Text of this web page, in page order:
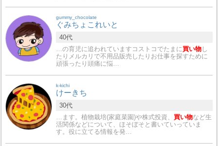
gummy_chocolate
ぐみちょこれいと
40代
…の育児に追われていますコストコでたまに買い物 し
たりメルカリで不用品販売したりお仕事を探すために
頑張ったり頭痛に悩…
k-kichi
けーきち
30代
…ます。植物栽培(家庭菜園)や株式投資、 買い物など生
活関係などについて、ほそぼそと書いていっていま
す。役に立てる情報を発…